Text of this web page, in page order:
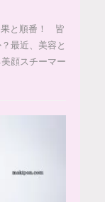
果と順番！ 皆
最近、美容と
顔スチーマー